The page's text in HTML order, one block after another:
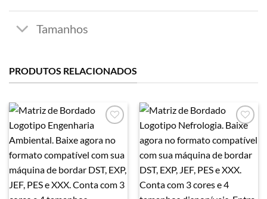
PRODUTOS RELACIONADOS